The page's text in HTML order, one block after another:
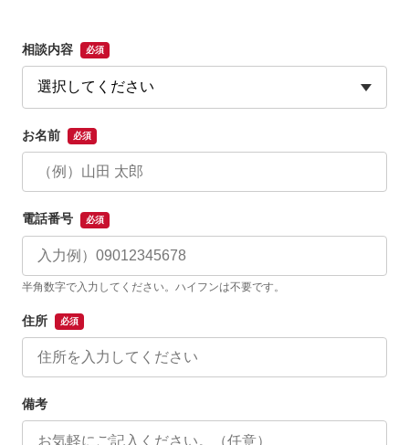
相談内容 必須
お名前 必須
電話番号 必須
半角数字で入力してください。ハイフンは不要です。
住所 必須
備考